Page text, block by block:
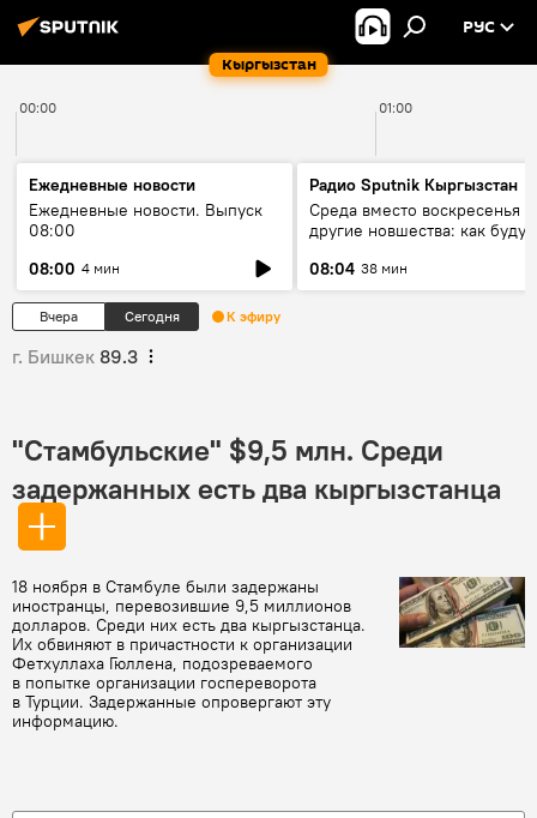
Кыргызстан
РУС
00:00 01:00
Ежедневные новости
Ежедневные новости. Выпуск
08:00
08:00 4 мин
Радио Sputnik Кыргызстан
Среда вместо воскресенья и
другие новшества: как будут
08:04 38 мин
Вчера Сегодня К эфиру
г. Бишкек 89.3
"Стамбульские" $9,5 млн. Среди
задержанных есть два кыргызстанца
18 ноября в Стамбуле были задержаны
иностранцы, перевозившие 9,5 миллионов
долларов. Среди них есть два кыргызстанца.
Их обвиняют в причастности к организации
Фетхуллаха Гюллена, подозреваемого
в попытке организации госпереворота
в Турции. Задержанные опровергают эту
информацию.